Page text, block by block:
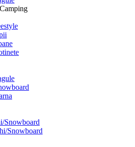
Snowboard
Snowboard